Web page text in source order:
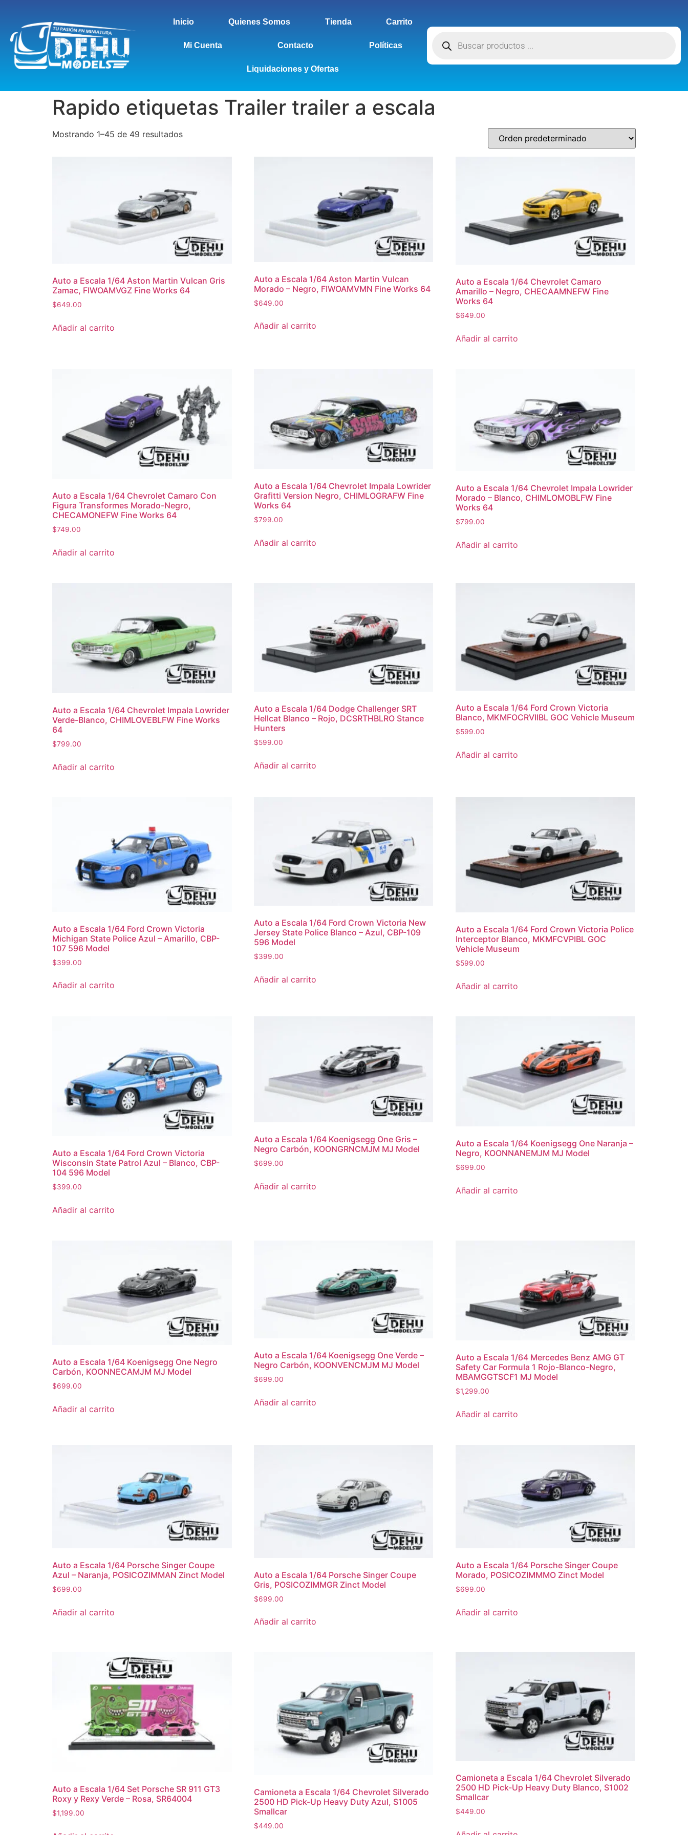
Inicio Quienes Somos Tienda Carrito
Mi Cuenta Contacto Políticas
Liquidaciones y Ofertas
Rapido etiquetas Trailer trailer a escala
Mostrando 1–45 de 49 resultados
Auto a Escala 1/64 Aston Martin Vulcan Gris
Zamac, FIWOAMVGZ Fine Works 64
$649.00
Añadir al carrito
Auto a Escala 1/64 Aston Martin Vulcan
Morado – Negro, FIWOAMVMN Fine Works 64
$649.00
Añadir al carrito
Auto a Escala 1/64 Chevrolet Camaro
Amarillo – Negro, CHECAAMNEFW Fine
Works 64
$649.00
Añadir al carrito
Auto a Escala 1/64 Chevrolet Camaro Con
Figura Transformes Morado-Negro,
CHECAMONEFW Fine Works 64
$749.00
Añadir al carrito
Auto a Escala 1/64 Chevrolet Impala Lowrider
Grafitti Version Negro, CHIMLOGRAFW Fine
Works 64
$799.00
Añadir al carrito
Auto a Escala 1/64 Chevrolet Impala Lowrider
Morado – Blanco, CHIMLOMOBLFW Fine
Works 64
$799.00
Añadir al carrito
Auto a Escala 1/64 Chevrolet Impala Lowrider
Verde-Blanco, CHIMLOVEBLFW Fine Works
64
$799.00
Añadir al carrito
Auto a Escala 1/64 Dodge Challenger SRT
Hellcat Blanco – Rojo, DCSRTHBLRO Stance
Hunters
$599.00
Añadir al carrito
Auto a Escala 1/64 Ford Crown Victoria
Blanco, MKMFOCRVIIBL GOC Vehicle Museum
$599.00
Añadir al carrito
Auto a Escala 1/64 Ford Crown Victoria
Michigan State Police Azul – Amarillo, CBP-
107 596 Model
$399.00
Añadir al carrito
Auto a Escala 1/64 Ford Crown Victoria New
Jersey State Police Blanco – Azul, CBP-109
596 Model
$399.00
Añadir al carrito
Auto a Escala 1/64 Ford Crown Victoria Police
Interceptor Blanco, MKMFCVPIBL GOC
Vehicle Museum
$599.00
Añadir al carrito
Auto a Escala 1/64 Ford Crown Victoria
Wisconsin State Patrol Azul – Blanco, CBP-
104 596 Model
$399.00
Añadir al carrito
Auto a Escala 1/64 Koenigsegg One Gris –
Negro Carbón, KOONGRNCMJM MJ Model
$699.00
Añadir al carrito
Auto a Escala 1/64 Koenigsegg One Naranja –
Negro, KOONNANEMJM MJ Model
$699.00
Añadir al carrito
Auto a Escala 1/64 Koenigsegg One Negro
Carbón, KOONNECAMJM MJ Model
$699.00
Añadir al carrito
Auto a Escala 1/64 Koenigsegg One Verde –
Negro Carbón, KOONVENCMJM MJ Model
$699.00
Añadir al carrito
Auto a Escala 1/64 Mercedes Benz AMG GT
Safety Car Formula 1 Rojo-Blanco-Negro,
MBAMGGTSCF1 MJ Model
$1,299.00
Añadir al carrito
Auto a Escala 1/64 Porsche Singer Coupe
Azul – Naranja, POSICOZIMMAN Zinct Model
$699.00
Añadir al carrito
Auto a Escala 1/64 Porsche Singer Coupe
Gris, POSICOZIMMGR Zinct Model
$699.00
Añadir al carrito
Auto a Escala 1/64 Porsche Singer Coupe
Morado, POSICOZIMMMO Zinct Model
$699.00
Añadir al carrito
Auto a Escala 1/64 Set Porsche SR 911 GT3
Roxy y Rexy Verde – Rosa, SR64004
$1,199.00
Camioneta a Escala 1/64 Chevrolet Silverado
2500 HD Pick-Up Heavy Duty Azul, S1005
Smallcar
$449.00
Camioneta a Escala 1/64 Chevrolet Silverado
2500 HD Pick-Up Heavy Duty Blanco, S1002
Smallcar
$449.00